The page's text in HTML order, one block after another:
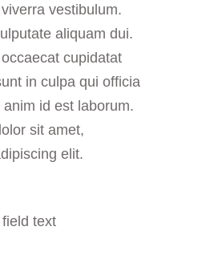
vestibulum.
aliquam dui.
cupidatat
in culpa qui officia
id est laborum.
sit amet,
elit.
text